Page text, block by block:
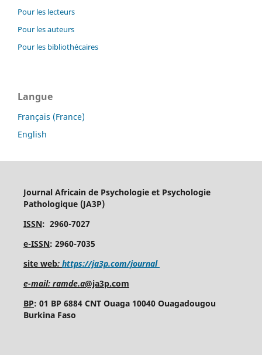
Pour les lecteurs
Pour les auteurs
Pour les bibliothécaires
Langue
Français (France)
English
Journal Africain de Psychologie et Psychologie
Pathologique (JA3P)
ISSN: 2960-7027
e-ISSN: 2960-7035
site web: https://ja3p.com/journal
e-mail: ramde.a@ja3p.com
BP: 01 BP 6884 CNT Ouaga 10040 Ouagadougou
Burkina Faso